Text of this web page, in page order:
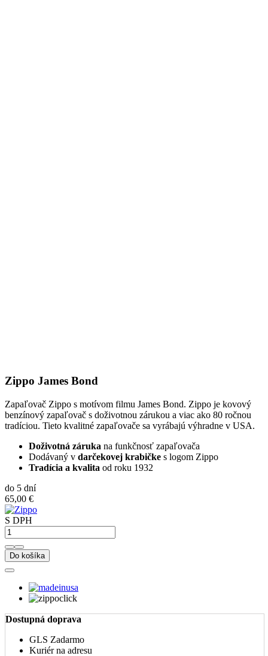
Zippo James Bond
Zapaľovač Zippo s motívom filmu James Bond. Zippo je kovový
benzínový zapaľovač s doživotnou zárukou a viac ako 80 ročnou
tradíciou. Tieto kvalitné zapaľovače sa vyrábajú výhradne v USA.
Doživotná záruka na funkčnosť zapaľovača
Dodávaný v darčekovej krabičke s logom Zippo
Tradícia a kvalita od roku 1932
do 5 dní
65,00 €
S DPH
Do košíka
Dostupná doprava
GLS Zadarmo
Kuriér na adresu